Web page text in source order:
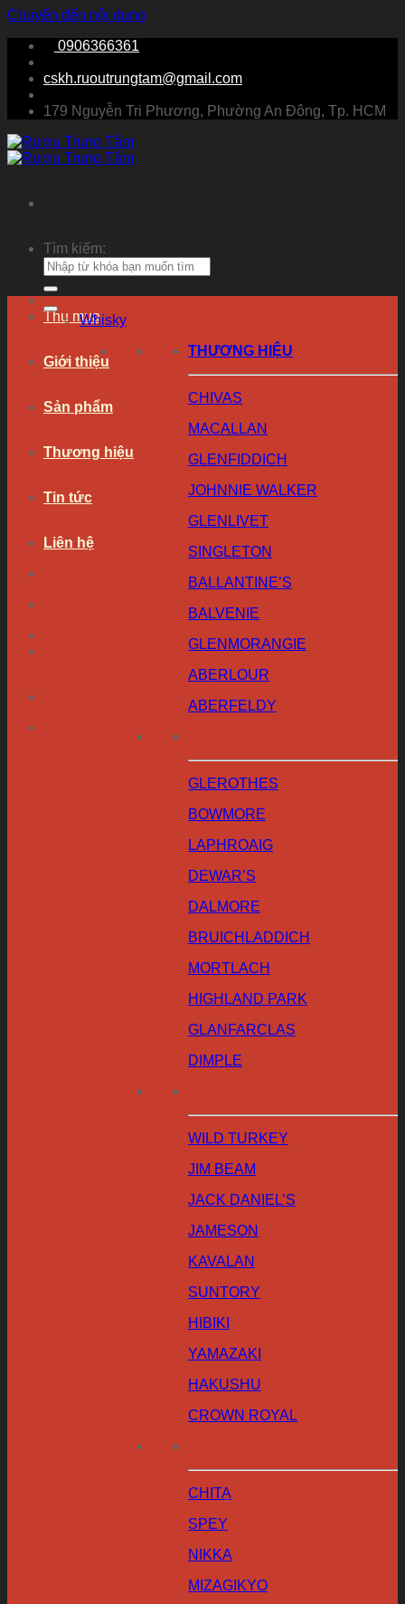
Chuyển đến nội dung
0906366361
cskh.ruoutrungtam@gmail.com
179 Nguyễn Tri Phương, Phường An Đông, Tp. HCM
Tìm kiếm:
Thu mua
Giới thiệu
Sản phẩm
Thương hiệu
Tin tức
Liên hệ
Whisky
THƯƠNG HIỆU
CHIVAS
MACALLAN
GLENFIDDICH
JOHNNIE WALKER
GLENLIVET
SINGLETON
BALLANTINE’S
BALVENIE
GLENMORANGIE
ABERLOUR
ABERFELDY
GLEROTHES
BOWMORE
LAPHROAIG
DEWAR’S
DALMORE
BRUICHLADDICH
MORTLACH
HIGHLAND PARK
GLANFARCLAS
DIMPLE
WILD TURKEY
JIM BEAM
JACK DANIEL’S
JAMESON
KAVALAN
SUNTORY
HIBIKI
YAMAZAKI
HAKUSHU
CROWN ROYAL
CHITA
SPEY
NIKKA
MIZAGIKYO